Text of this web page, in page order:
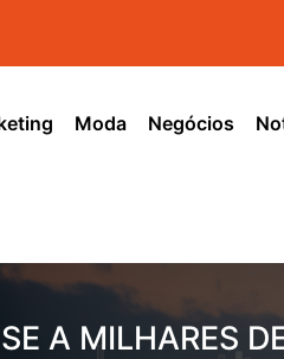
Moda Negócios
A MILHARES